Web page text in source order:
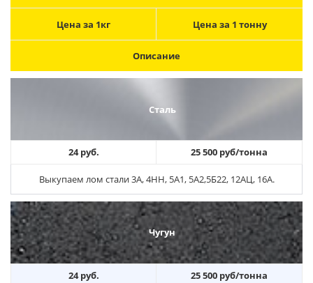
Цена за 1кг Цена за 1 тонну
Описание
Сталь
24 руб. 25 500 руб/тонна
Выкупаем лом стали 3А, 4НН, 5А1, 5А2,5Б22, 12АЦ, 16А.
Чугун
24 руб. 25 500 руб/тонна